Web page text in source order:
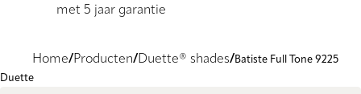
met 5 jaar garantie
Home Producten Duette® shades
Batiste Full Tone 9225
Duette